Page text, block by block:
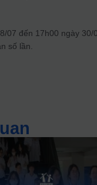
07 đến 17h00 ngày 30/
số lần.